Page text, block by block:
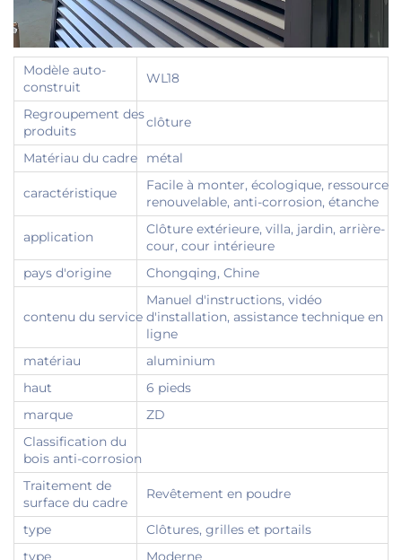
Modèle auto-
construit
WL18
Regroupement des
produits
clôture
Matériau du cadre métal
caractéristique
Facile à monter, écologique, ressource
renouvelable, anti-corrosion, étanche
application
Clôture extérieure, villa, jardin, arrière-
cour, cour intérieure
pays d'origine
Chongqing, Chine
contenu du service
Manuel d'instructions, vidéo
d'installation, assistance technique en
ligne
matériau
aluminium
haut
6 pieds
marque
ZD
Classification du
bois anti-corrosion
Traitement de
surface du cadre
Revêtement en poudre
type
Clôtures, grilles et portails
type
Moderne